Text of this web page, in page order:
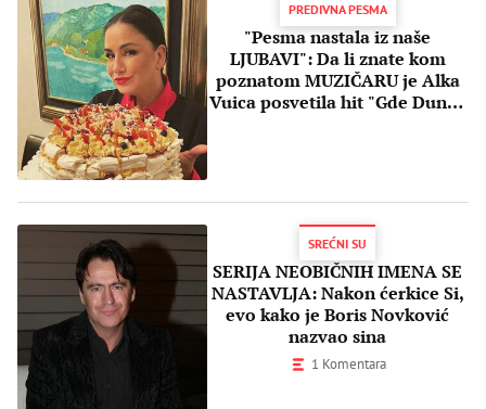
PREDIVNA PESMA
"Pesma nastala iz naše
LJUBAVI": Da li znate kom
poznatom MUZIČARU je Alka
Vuica posvetila hit "Gde Dunav
SREĆNI SU
SERIJA NEOBIČNIH IMENA SE
NASTAVLJA: Nakon ćerkice Si,
evo kako je Boris Novković
nazvao sina
1 Komentara